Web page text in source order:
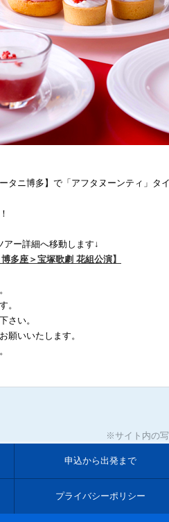
タニ博多】で「アフタヌーンティ」タ
ー詳細へ移動します↓
多座＞宝塚歌劇 花組公演】
。
さい。
願いいたします。
※サイト内の
申込から出発まで
プライバシーポリシー